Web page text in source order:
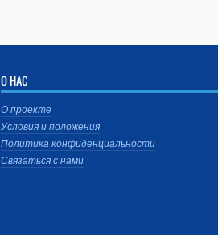
О НАС
О проекте
Условия и положения
Политика конфиденциальности
Связаться с нами